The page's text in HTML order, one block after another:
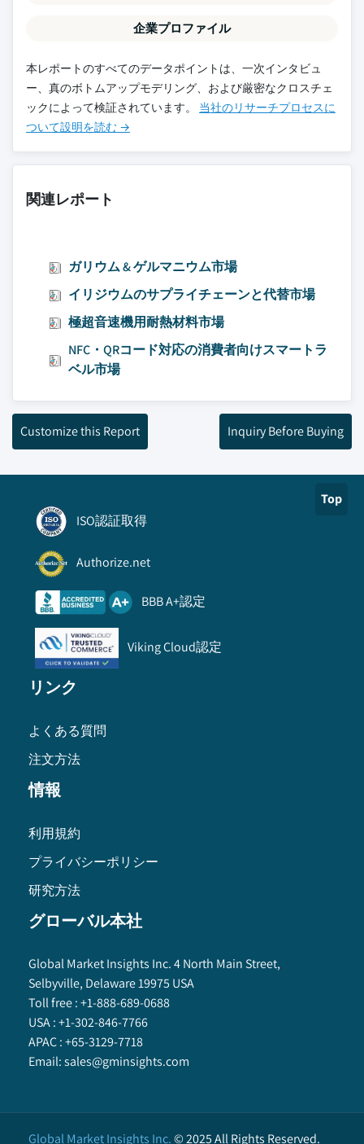
企業プロファイル
本レポートのすべてのデータポイントは、一次インタビュ
ー、真のボトムアップモデリング、および厳密なクロスチェ
ックによって検証されています。 当社のリサーチプロセスに
ついて設明を読む →
関連レポート
ガリウム & ゲルマニウム市場
イリジウムのサプライチェーンと代替市場
極超音速機用耐熱材料市場
NFC・QRコード対応の消費者向けスマートラ
ベル市場
Customize this Report Inquiry Before Buying
Top
ISO認証取得
Authorize.net
BBB A+認定
Viking Cloud認定
リンク
よくある質問
注文方法
情報
利用規約
プライバシーポリシー
研究方法
グローバル本社
Global Market Insights Inc. 4 North Main Street,
Selbyville, Delaware 19975 USA
Toll free :+1-888-689-0688
USA :+1-302-846-7766
APAC :+65-3129-7718
Email:sales@gminsights.com
Global Market Insights Inc.©2025All Rights Reserved.